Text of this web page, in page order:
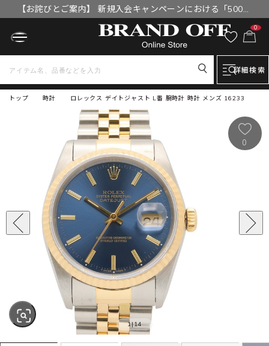
【お詫びとご案内】 新規入会キャンペーンにおける「500円
OFFクーポン」付与漏れと補填について
0
詳細検索
トップ ロレックス デイトジャスト L番 腕時計 時計 メンズ 16233
時計
1|14
0